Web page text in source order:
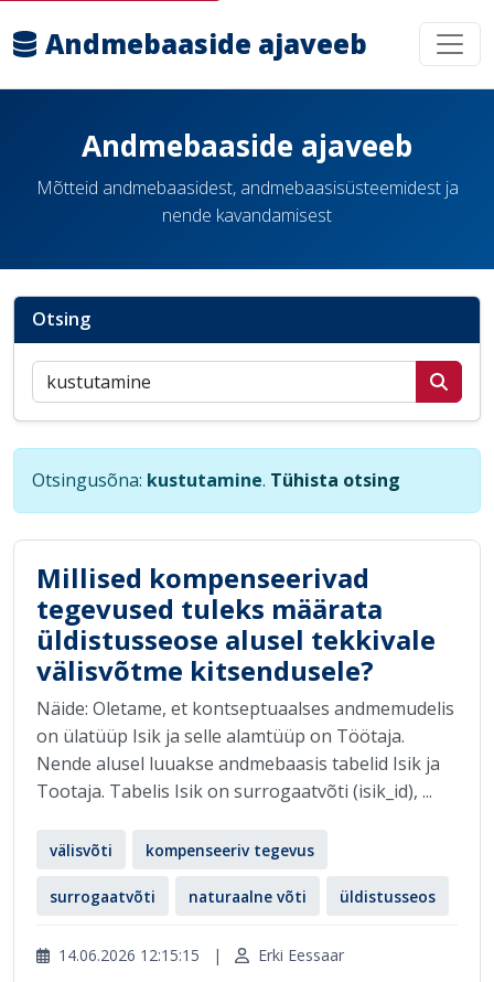
Andmebaaside ajaveeb
Andmebaaside ajaveeb
Mõtteid andmebaasidest, andmebaasisüsteemidest ja
nende kavandamisest
Otsing
Otsi postitusi
Otsingusõna: kustutamine. Tühista otsing
Millised kompenseerivad
tegevused tuleks määrata
üldistusseose alusel tekkivale
välisvõtme kitsendusele?
Näide: Oletame, et kontseptuaalses andmemudelis
on ülatüüp Isik ja selle alamtüüp on Töötaja.
Nende alusel luuakse andmebaasis tabelid Isik ja
Tootaja. Tabelis Isik on surrogaatvõti (isik_id), ...
välisvõti kompenseeriv tegevus
surrogaatvõti naturaalne võti üldistusseos
14.06.2026 12:15:15 | Erki Eessaar